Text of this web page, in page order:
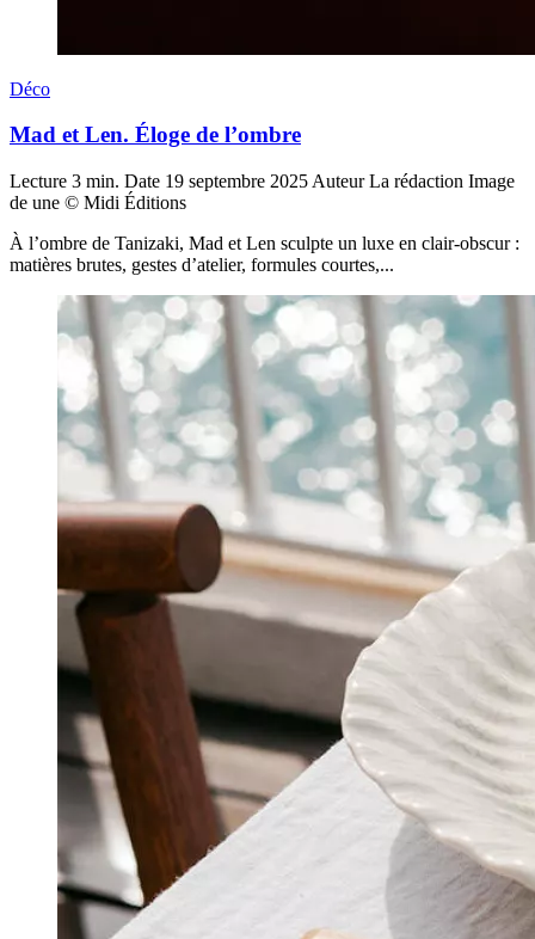
Déco
Mad et Len. Éloge de l’ombre
Lecture 3 min. Date 19 septembre 2025 Auteur La rédaction Image
de une © Midi Éditions
À l’ombre de Tanizaki, Mad et Len sculpte un luxe en clair-obscur :
matières brutes, gestes d’atelier, formules courtes,...